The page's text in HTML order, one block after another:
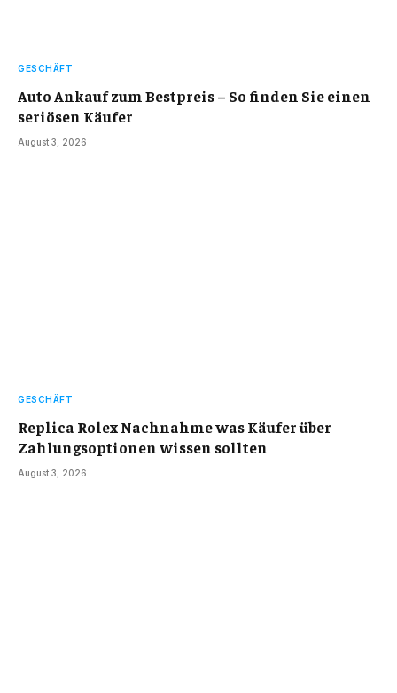
GESCHÄFT
Auto Ankauf zum Bestpreis – So finden Sie einen
seriösen Käufer
August 3, 2026
GESCHÄFT
Replica Rolex Nachnahme was Käufer über
Zahlungsoptionen wissen sollten
August 3, 2026